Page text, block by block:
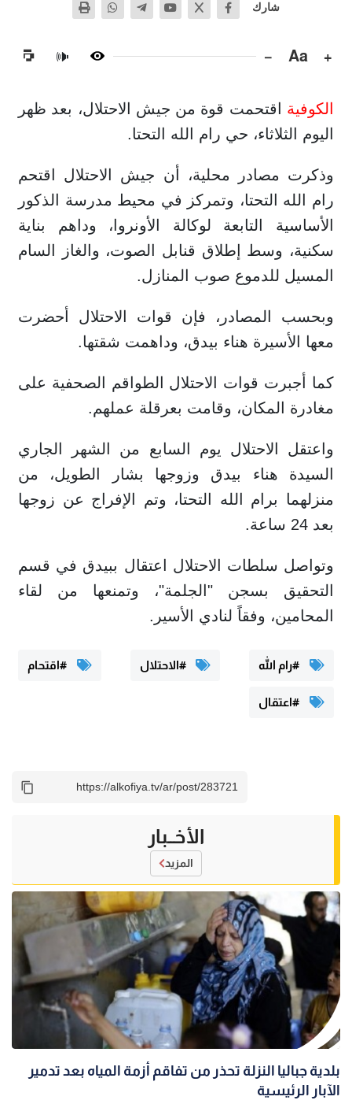
شارك
+
Aa
−
🔊
الكوفية اقتحمت قوة من جيش الاحتلال، بعد ظهر
اليوم الثلاثاء، حي رام الله التحتا.
وذكرت مصادر محلية، أن جيش الاحتلال اقتحم
رام الله التحتا، وتمركز في محيط مدرسة الذكور
الأساسية التابعة لوكالة الأونروا، وداهم بناية
سكنية، وسط إطلاق قنابل الصوت، والغاز السام
المسيل للدموع صوب المنازل.
وبحسب المصادر، فإن قوات الاحتلال أحضرت
معها الأسيرة هناء بيدق، وداهمت شقتها.
كما أجبرت قوات الاحتلال الطواقم الصحفية على
مغادرة المكان، وقامت بعرقلة عملهم.
واعتقل الاحتلال يوم السابع من الشهر الجاري
السيدة هناء بيدق وزوجها بشار الطويل، من
منزلهما برام الله التحتا، وتم الإفراج عن زوجها
بعد 24 ساعة.
وتواصل سلطات الاحتلال اعتقال ببيدق في قسم
التحقيق بسجن "الجلمة"، وتمنعها من لقاء
المحامين، وفقاً لنادي الأسير.
#رام الله #الاحتلال #اقتحام
#اعتقال
الأخــبار
المزيد
بلدية جباليا النزلة تحذر من تفاقم أزمة المياه بعد تدمير
الآبار الرئيسية